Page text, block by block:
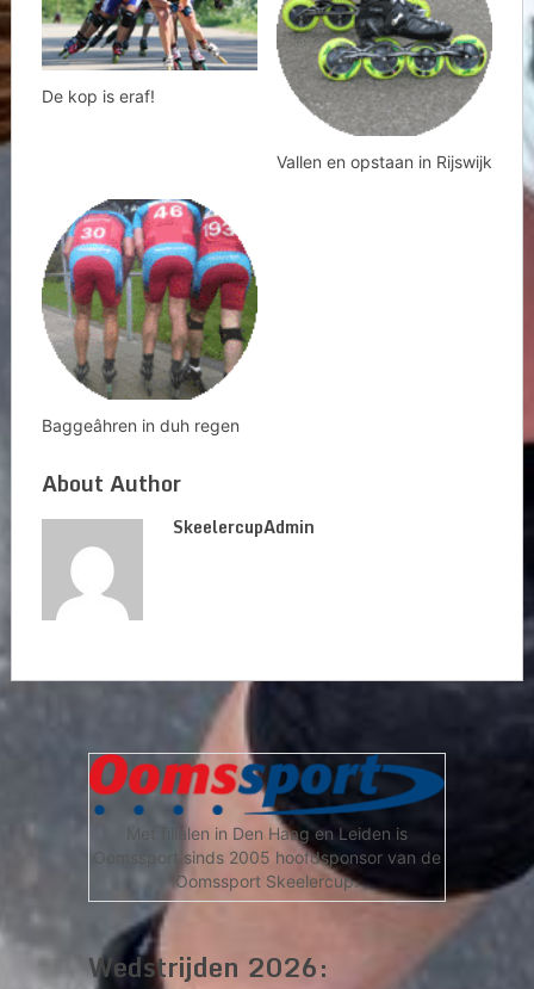
De kop is eraf!
Vallen en opstaan in Rijswijk
Baggeâhren in duh regen
About Author
SkeelercupAdmin
Met filialen in Den Haag en Leiden is
Oomssport sinds 2005 hoofdsponsor van de
Oomssport Skeelercup.
Wedstrijden 2026: